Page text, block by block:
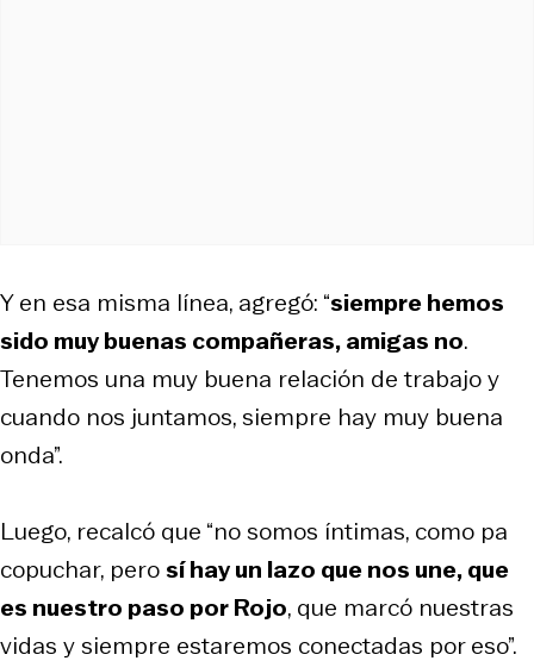
Y en esa misma línea, agregó: “siempre hemos
sido muy buenas compañeras, amigas no.
Tenemos una muy buena relación de trabajo y
cuando nos juntamos, siempre hay muy buena
onda”.
Luego, recalcó que “no somos íntimas, como pa
copuchar, perosí hay un lazo que nos une, que
es nuestro paso por Rojo, que marcó nuestras
vidas y siempre estaremos conectadas por eso”.